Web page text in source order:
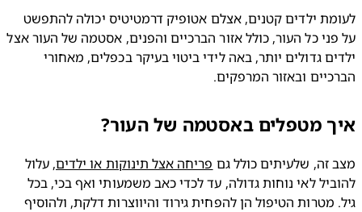
לעומת ילדים קטנים, אצלם אטופיק דרמטיטיס יכולה להתפשט
על פני כל העור, כולל אזור הברכיים והפנים, אסטמה של העור אצל
ילדים גדולים יותר, באה לידי ביטוי בעיקר בכפלים, מאחורי
ובאזור המרפקים.
מטפלים באסטמה של העור?
זה, שלעיתים כולל גם פריחה אצל תינוקות או ילדים
, עלול
להוביל לאי נוחות גדולה, עד לכדי כאב משמעותי ואף בכי, בכל
גיל. מטרות הטיפול הן להפחית גירוד והיווצרות דלקת, ולהוסיף